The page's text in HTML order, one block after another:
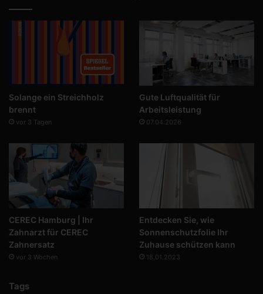
Solange ein Streichholz
brennt
vor 3 Tagen
Gute Luftqualität für
Arbeitsleistung
07.04.2026
CEREC Hamburg | Ihr
Zahnarzt für CEREC
Zahnersatz
vor 3 Wochen
Entdecken Sie, wie
Sonnenschutzfolie Ihr
Zuhause schützen kann
18.01.2023
Tags